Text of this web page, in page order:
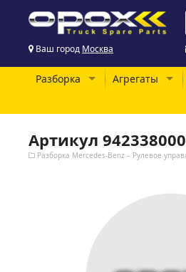
Ваш город Москва
Разборка Агрегаты
Артикул
Разборка Mercedes-Benz – Рулевое